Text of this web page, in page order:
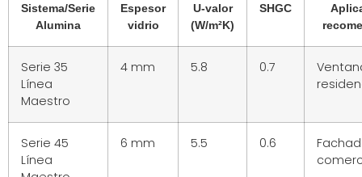
Sistema/Serie
Alumina
Espesor
vidrio
U-valor
(W/m²K)
SHGC
Serie 35
Línea
Maestro
4 mm 5.8 0.7
Serie 45
Línea
6 mm 5.5 0.6